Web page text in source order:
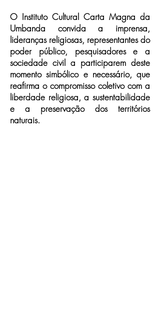
O Instituto Cultural Carta Magna da
Umbanda convida a imprensa,
lideranças religiosas, representantes do
poder público, pesquisadores e a
sociedade civil a participarem deste
momento simbólico e necessário, que
reafirma o compromisso coletivo com a
liberdade religiosa, a sustentabilidade
e a preservação dos territórios
naturais.